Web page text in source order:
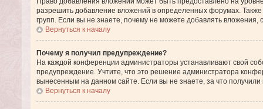
разрешить добавление вложений в определенных форумах.
групп. Если вы не знаете, почему не можете добавлять
Вернуться к началу
Почему я получил предупреждение?
На каждой конференции администраторы устанавливают свой
предупреждение. Учтите, что это решение администратора
вынесенным на данном сайте. Если вы не знаете, за что
Вернуться к началу